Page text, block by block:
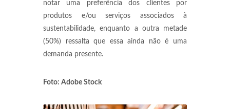
notar uma preferência dos clientes por
produtos e/ou serviços associados à
sustentabilidade, enquanto a outra metade
(50%) ressalta que essa ainda não é uma
demanda presente.
Foto: Adobe Stock